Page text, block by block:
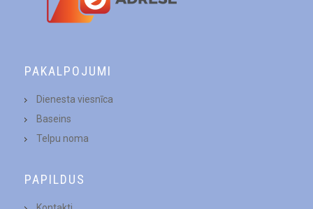
PAKALPOJUMI
Dienesta viesnīca
Baseins
Telpu noma
PAPILDUS